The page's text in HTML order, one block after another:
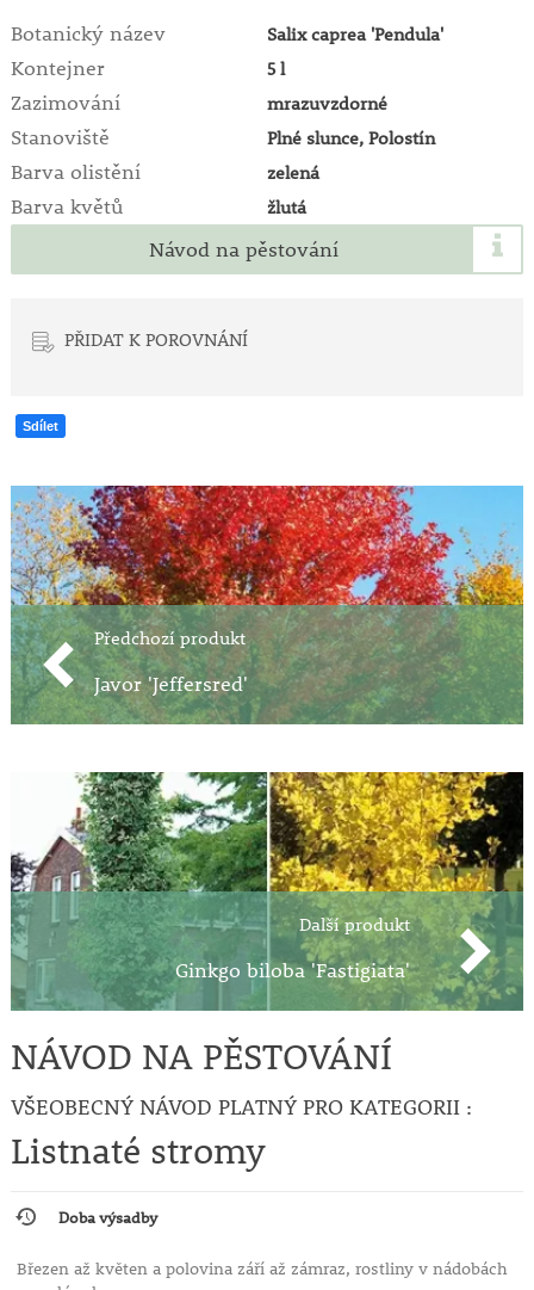
Botanický název Salix caprea 'Pendula'
Kontejner 5 l
Zazimování mrazuvzdorné
Stanoviště Plné slunce, Polostín
Barva olistění zelená
Barva květů žlutá
Návod na pěstování
PŘIDAT K POROVNÁNÍ
Sdílet
Předchozí produkt
Javor 'Jeffersred'
Další produkt
Ginkgo biloba 'Fastigiata'
NÁVOD NA PĚSTOVÁNÍ
VŠEOBECNÝ NÁVOD PLATNÝ PRO KATEGORII :
Listnaté stromy
Doba výsadby
Březen až květen a polovina září až zámraz, rostliny v nádobách